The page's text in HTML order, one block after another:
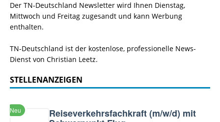
Der TN-Deutschland Newsletter wird Ihnen Dienstag,
Mittwoch und Freitag zugesandt und kann Werbung
enthalten.
TN-Deutschland ist der kostenlose, professionelle News-
Dienst von Christian Leetz.
STELLENANZEIGEN